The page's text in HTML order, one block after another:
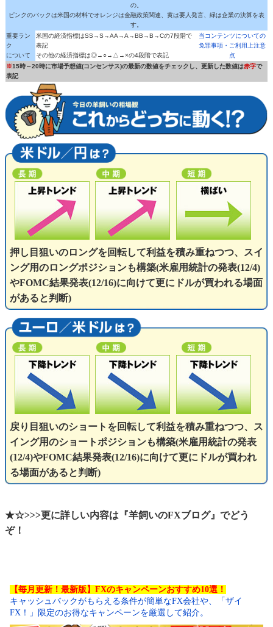
の。
ピンクのバックは米国の材料でオレンジは金融政策関連、黄は要人発言、緑は企業の決算を表
す。
重要ラン
ク
について
米国の経済指標はSS→S→AA→A→BB→B→Cの7段階で
表記
その他の経済指標は◎→○→△→×の4段階で表記
当コンテンツについての
免罪事項・ご利用上注意
点
※15時～20時に市場予想値(コンセンサス)の最新の数値をチェックし、更新した数値は赤字で
表記
押し目狙いのロングを回転して利益を積み重ねつつ、スイ
ング用のロングポジションも構築(米雇用統計の発表(12/4)
やFOMC結果発表(12/16)に向けて更にドルが買われる場面
があると判断)
戻り目狙いのショートを回転して利益を積み重ねつつ、ス
イング用のショートポジションも構築(米雇用統計の発表
(12/4)やFOMC結果発表(12/16)に向けて更にドルが買われ
る場面があると判断)
★☆>>>更に詳しい内容は『羊飼いのFXブログ』でどう
ぞ！
【毎月更新！最新版】FXのキャンペーンおすすめ10選！
キャッシュバックがもらえる条件が簡単なFX会社や、「ザイ
FX！」限定のお得なキャンペーンを厳選して紹介。